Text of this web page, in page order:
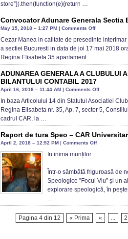
store”}).then(function(e){return …
Convocator Adunare Generala Sectia
May 15, 2018 – 1:27 PM | Comments Offon
Convocator
Adunare
Bucuresti
Cezar Manea in calitate de presedinte
a sectiei Bucuresti in data de joi 17 mai 2018
Regina Elisabeta 35 apartament …
ADUNAREA GENERALA A CLUBULUI
BILANTULUI CONTABIL 2017
April 16, 2018 – 11:44 AM | Comments Offon
ADUNAREA
GENERALA
ALPIN
BILANTULUI
2017
In baza Articolului 14 din Statutul Asociatiei
Regina Elisabeta nr. 35, Ap. 7, sector 5,
cadrul CAR, la …
Raport de tura Speo – CAR
April 2, 2018 – 12:52 PM | Comments Offon
Speo
–
Bucuresti
In inima munților
Într-o sâmbătă friguroasă de
Speologice ”Focul Viu” și un
explorare speologică, în
…
Pagina 4 din 12 « Prima « ... 2